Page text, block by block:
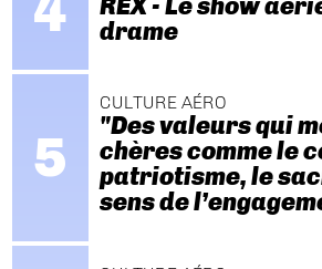
REX - Le show
drame
CULTURE AÉRO
"Des valeurs qui
chères comme le
patriotisme, le
sens de